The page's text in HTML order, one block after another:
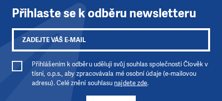
Přihlaste se k odběru newsletteru
Přihlášením k odběru uděluji svůj souhlas společnosti Člověk v
tísni, o.p.s., aby zpracovávala mé osobní údaje (e-mailovou
adresu). Celé znění souhlasu najdete zde.